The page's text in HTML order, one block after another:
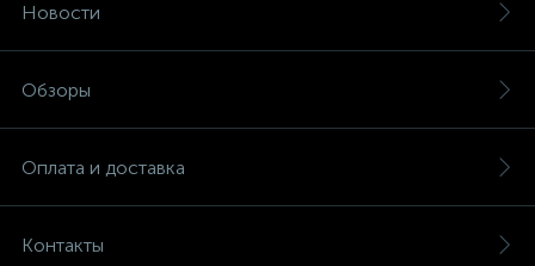
Новости
Обзоры
Оплата и доставка
Контакты